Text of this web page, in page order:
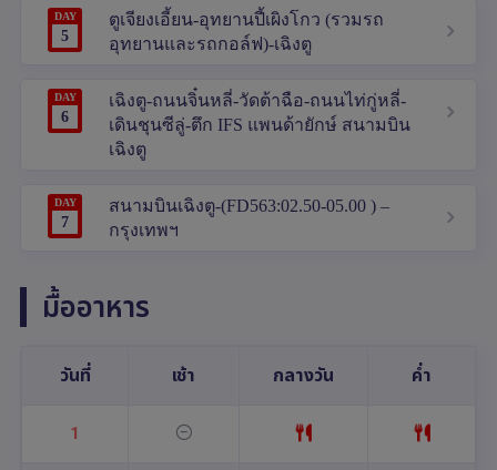
DAY
5
ตูเจียงเอี้ยน-อุทยานปี้เผิงโกว (รวมรถ
อุทยานและรถกอล์ฟ)-เฉิงตู
DAY
6
เฉิงตู-ถนนจิ๋นหลี่-วัดต้าฉือ-ถนนไท่กู่หลี่-
เดินชุนซีลู่-ตึก IFS แพนด้ายักษ์ สนามบิน
เฉิงตู
DAY
7
สนามบินเฉิงตู-(FD563:02.50-05.00 ) –
กรุงเทพฯ
มื้ออาหาร
วันที่ เช้า กลางวัน ค่ำ
1